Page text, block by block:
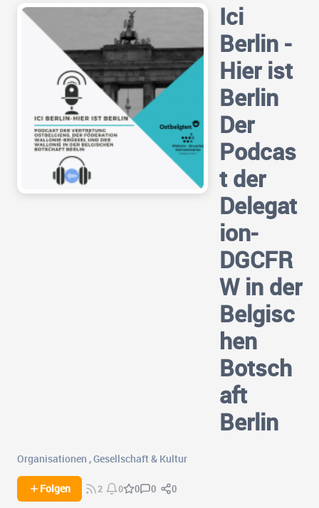
Ici
Berlin -
Hier ist
Berlin
Der
Podcas
t der
Delegat
ion-
DGCFR
W in der
Belgisc
hen
Botsch
aft
Berlin
Organisationen ,Gesellschaft & Kultur
Folgen 2 0 0 0 0